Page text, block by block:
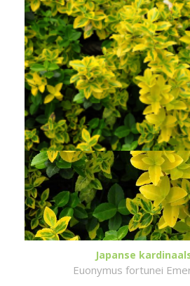
Japanse
Euonymus fortunei